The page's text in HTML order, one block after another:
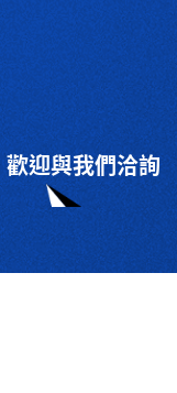
歡迎與我們洽詢